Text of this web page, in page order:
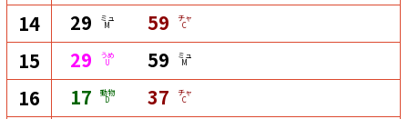
14 29 ミュ
M 59 チャ
C
15 29 うめ
U 59 ミュ
M
16 17 動物
D 37 チャ
C